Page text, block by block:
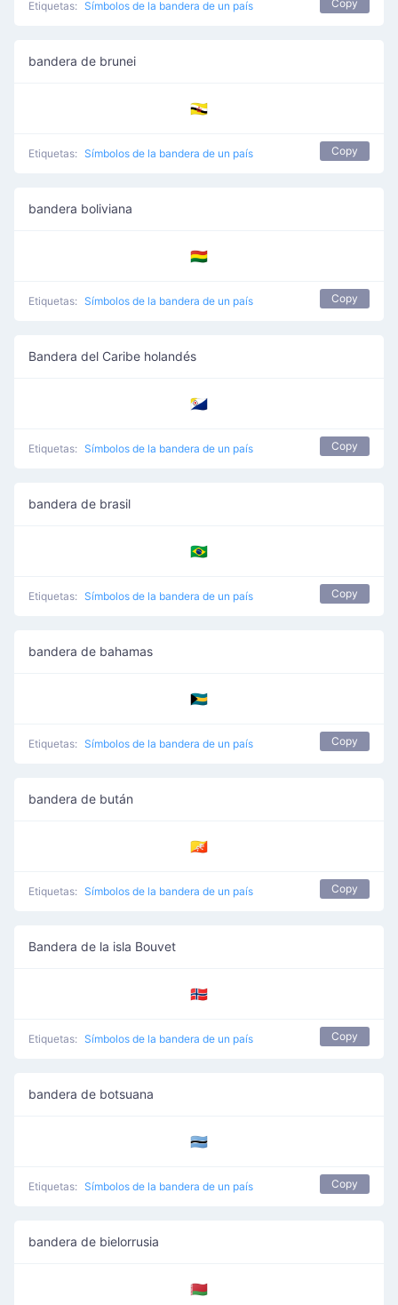
Etiquetas: Símbolos de la bandera de un país Copy
bandera de brunei
🇧🇳
Etiquetas: Símbolos de la bandera de un país Copy
bandera boliviana
🇧🇴
Etiquetas: Símbolos de la bandera de un país Copy
Bandera del Caribe holandés
🇧🇶
Etiquetas: Símbolos de la bandera de un país Copy
bandera de brasil
🇧🇷
Etiquetas: Símbolos de la bandera de un país Copy
bandera de bahamas
🇧🇸
Etiquetas: Símbolos de la bandera de un país Copy
bandera de bután
🇧🇹
Etiquetas: Símbolos de la bandera de un país Copy
Bandera de la isla Bouvet
🇧🇻
Etiquetas: Símbolos de la bandera de un país Copy
bandera de botsuana
🇧🇼
Etiquetas: Símbolos de la bandera de un país Copy
bandera de bielorrusia
🇧🇾